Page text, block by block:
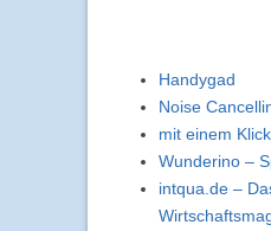
Handygad
Noise
mit einem
Wunderino –
intqua.de –